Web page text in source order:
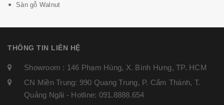
Sàn gỗ Walnut
THÔNG TIN LIÊN HỆ
Showroom : 146 Phạm Hùng, X. Bình Hưng, TP. HCM
CN Miền Trung: 990 Quang Trung, P. Cẩm Thành, T.
Quảng Ngãi - Hotline: 091.8888.654